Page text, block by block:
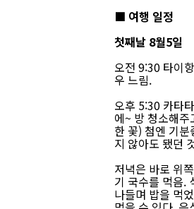
■ 여행 일정
첫째날 8월5일
오전 9:30 타이
우 느림.
오후 5:30 카타
에~ 방 청소해
한 꽃) 첨엔 기
지 않아도 됐던
저녁은 바로 위
기 국수를 먹음.
나들며 밥을 먹